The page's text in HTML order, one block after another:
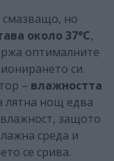
смазващо, но
около 37°C,
оптималните
си.
– влажността
лятна нощ едва
защото
среда и
се срива.